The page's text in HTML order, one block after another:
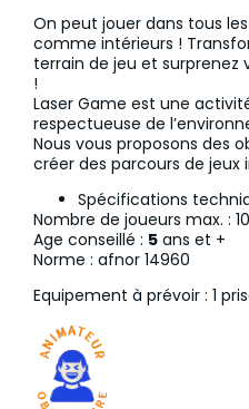
On peut jouer dans tous
comme intérieurs !
terrain de jeu et surprenez
!
Laser Game est une
respectueuse de
Nous vous proposons des
créer des parcours de jeux
Spécifications
Nombre de joueurs max. : 10
Age conseillé : 5 ans et +
Norme : afnor 14960
Equipement à prévoir : 1